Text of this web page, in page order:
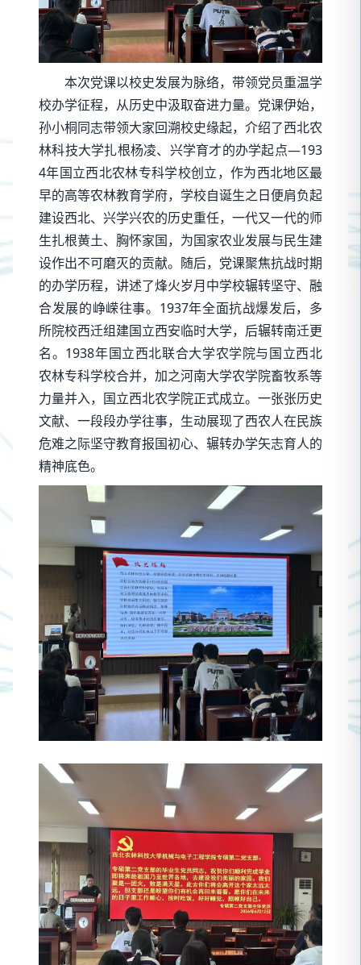
本次党课以校史发展为脉络，带领党员重温学
校办学征程，从历史中汲取奋进力量。党课伊始，
孙小桐同志带领大家回溯校史缘起，介绍了西北农
林科技大学扎根杨凌、兴学育才的办学起点—193
4年国立西北农林专科学校创立，作为西北地区最
早的高等农林教育学府，学校自诞生之日便肩负起
建设西北、兴学兴农的历史重任，一代又一代的师
生扎根黄土、胸怀家国，为国家农业发展与民生建
设作出不可磨灭的贡献。随后，党课聚焦抗战时期
的办学历程，讲述了烽火岁月中学校辗转坚守、融
合发展的峥嵘往事。1937年全面抗战爆发后，多
所院校西迁组建国立西安临时大学，后辗转南迁更
名。1938年国立西北联合大学农学院与国立西北
农林专科学校合并，加之河南大学农学院畜牧系等
力量并入，国立西北农学院正式成立。一张张历史
文献、一段段办学往事，生动展现了西农人在民族
危难之际坚守教育报国初心、辗转办学矢志育人的
精神底色。